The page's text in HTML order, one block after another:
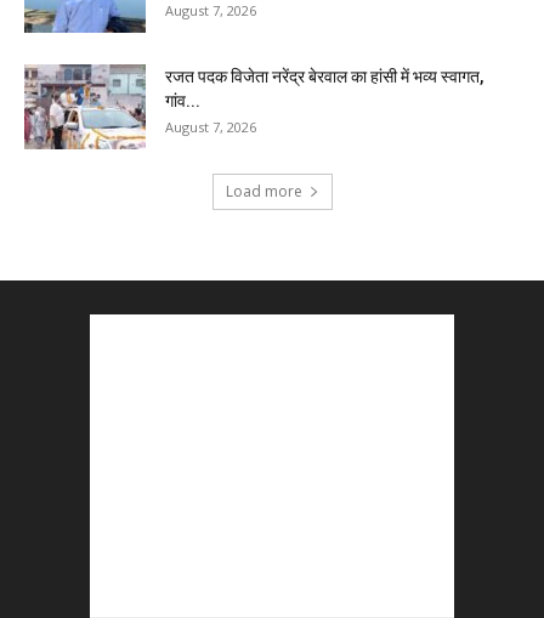
August 7, 2026
रजत पदक विजेता नरेंद्र बेरवाल का हांसी में भव्य स्वागत,
गांव...
August 7, 2026
Load more